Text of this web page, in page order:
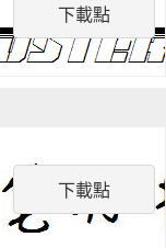
下載點
下載點